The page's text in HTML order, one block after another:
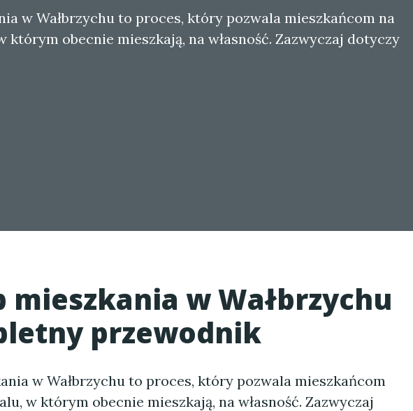
w Wałbrzychu to proces, który pozwala mieszkańcom na
którym obecnie mieszkają, na własność. Zazwyczaj dotyczy
mieszkania w Wałbrzychu
przewodnik
w Wałbrzychu to proces, który pozwala mieszkańcom
w którym obecnie mieszkają, na własność. Zazwyczaj